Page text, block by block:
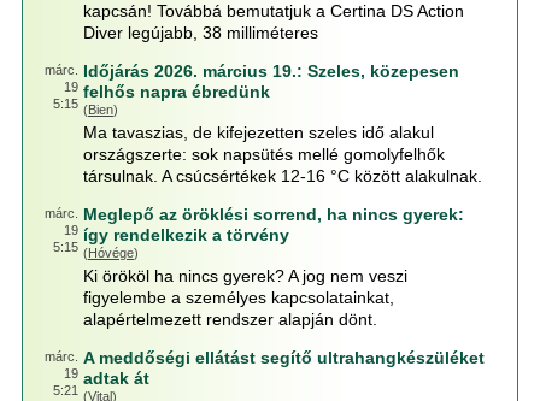
kapcsán! Továbbá bemutatjuk a Certina DS Action
Diver legújabb, 38 milliméteres
márc.
19
5:15
Időjárás 2026. március 19.: Szeles, közepesen
felhős napra ébredünk
(Bien)
Ma tavaszias, de kifejezetten szeles idő alakul
országszerte: sok napsütés mellé gomolyfelhők
társulnak. A csúcsértékek 12-16 °C között alakulnak.
márc.
19
5:15
Meglepő az öröklési sorrend, ha nincs gyerek:
így rendelkezik a törvény
(Hóvége)
Ki örököl ha nincs gyerek? A jog nem veszi
figyelembe a személyes kapcsolatainkat,
alapértelmezett rendszer alapján dönt.
márc.
19
5:21
A meddőségi ellátást segítő ultrahangkészüléket
adtak át
(Vital)